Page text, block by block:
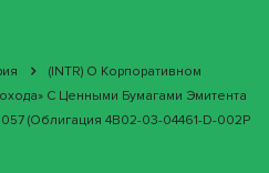
(INTR) О Корпоративном
С Ценными Бумагами Эмитента
(облигация 4B02-03-04461-D-002P